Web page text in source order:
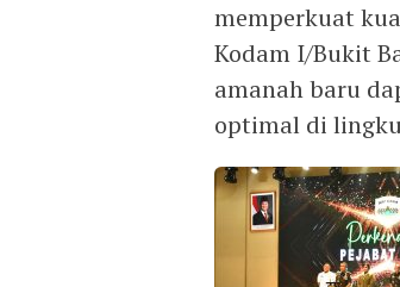
memperkuat
Kodam I/Bukit
amanah baru
optimal di